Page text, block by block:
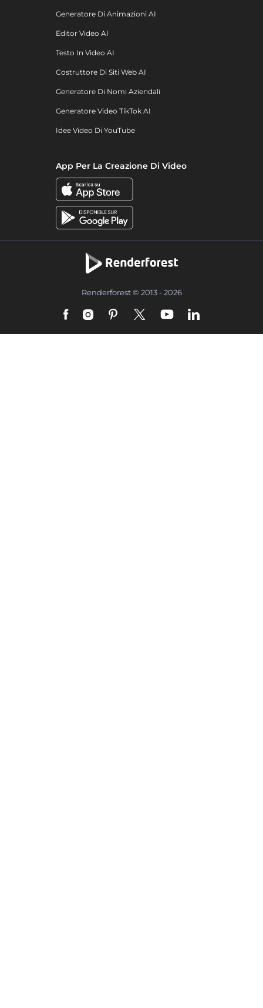
Generatore Di Animazioni AI
Editor Video AI
Testo In Video AI
Costruttore Di Siti Web AI
Generatore Di Nomi Aziendali
Generatore Video TikTok AI
Idee Video Di YouTube
App Per La Creazione Di Video
Renderforest © 2013 - 2026